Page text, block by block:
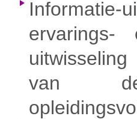
ervarings-
van de